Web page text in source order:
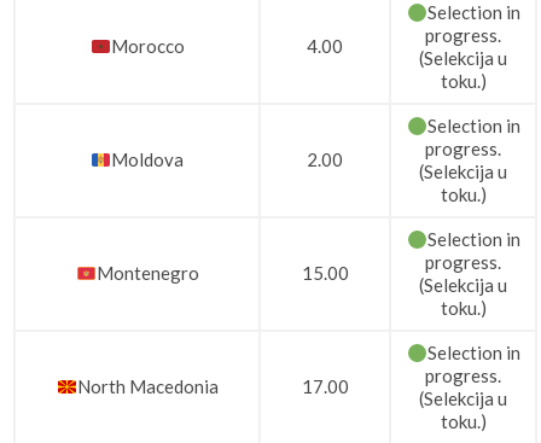
Morocco 4.00
Selection in
progress.
(Selekcija u
toku.)
Moldova 2.00
Selection in
progress.
(Selekcija u
toku.)
Montenegro 15.00
Selection in
progress.
(Selekcija u
toku.)
North Macedonia 17.00
Selection in
progress.
(Selekcija u
toku.)